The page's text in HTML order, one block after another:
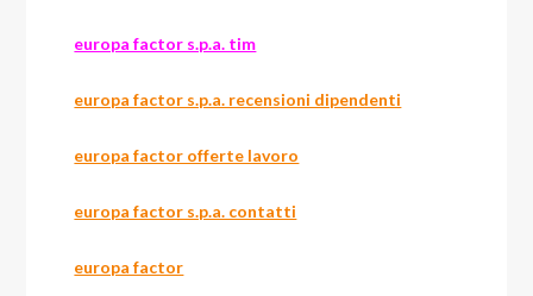
europa factor s.p.a. tim
europa factor s.p.a. recensioni dipendenti
europa factor offerte lavoro
europa factor s.p.a. contatti
europa factor